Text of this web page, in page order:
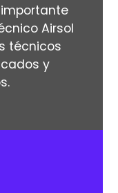
Airsol
técnicos
y